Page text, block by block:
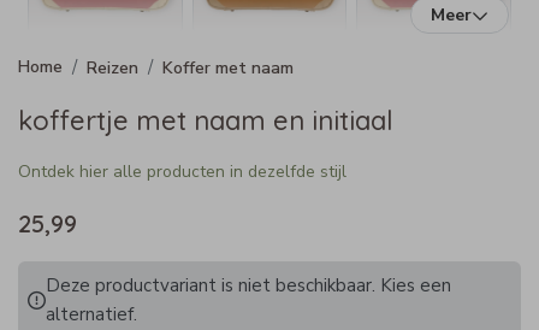
Meer
Reizen Koffer met naam
koffertje met naam en initiaal
Ontdek hier alle producten in dezelfde stijl
25,99
Deze productvariant is niet beschikbaar. Kies een
alternatief.